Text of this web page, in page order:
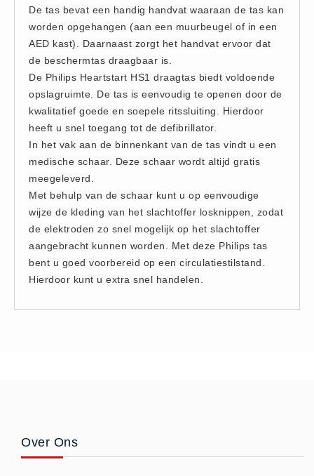
Brandblussers (0)
Blusserkasten (3)
CO2 blussers (2)
Poederblussers (5)
Schuimblussers (6)
Brandmelders
Rookmelders (8)
Brandmelders - Algemeen (1)
Brandvertragend
Brandvertragend (9)
Brandwondmaterialen
Brandwondmaterialen -
Algemeen (9)
De tas bevat een handig handvat waaraan de tas kan
worden opgehangen (aan een muurbeugel of in een
AED kast). Daarnaast zorgt het handvat ervoor dat
de beschermtas draagbaar is.
De Philips Heartstart HS1 draagtas biedt voldoende
opslagruimte. De tas is eenvoudig te openen door de
kwalitatief goede en soepele ritssluiting. Hierdoor
heeft u snel toegang tot de defibrillator.
In het vak aan de binnenkant van de tas vindt u een
medische schaar. Deze schaar wordt altijd gratis
meegeleverd.
Met behulp van de schaar kunt u op eenvoudige
wijze de kleding van het slachtoffer losknippen, zodat
de elektroden zo snel mogelijk op het slachtoffer
aangebracht kunnen worden. Met deze Philips tas
bent u goed voorbereid op een circulatiestilstand.
Hierdoor kunt u extra snel handelen.
Over Ons